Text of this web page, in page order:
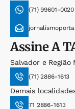
(71) 99601-0020
AssineA
Salvador e
(71) 2886-1613
Demais
71 2886-1613